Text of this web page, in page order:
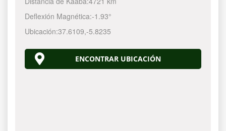
Deflexión Magnética:-1.93°
Ubicación:37.6109,-5.8235
ENCONTRAR UBICACIÓN